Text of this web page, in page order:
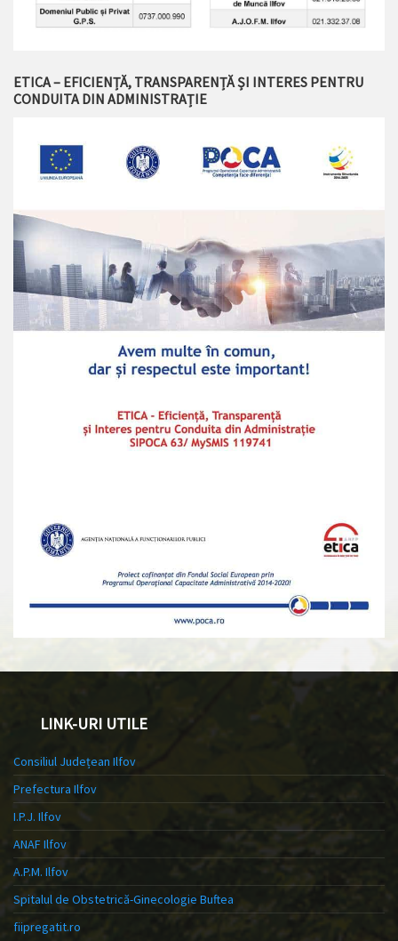
ETICA – EFICIENȚĂ, TRANSPARENȚĂ ȘI INTERES PENTRU
CONDUITA DIN ADMINISTRAȚIE
LINK-URI UTILE
Consiliul Județean Ilfov
Prefectura Ilfov
I.P.J. Ilfov
ANAF Ilfov
A.P.M. Ilfov
Spitalul de Obstetrică-Ginecologie Buftea
fiipregatit.ro